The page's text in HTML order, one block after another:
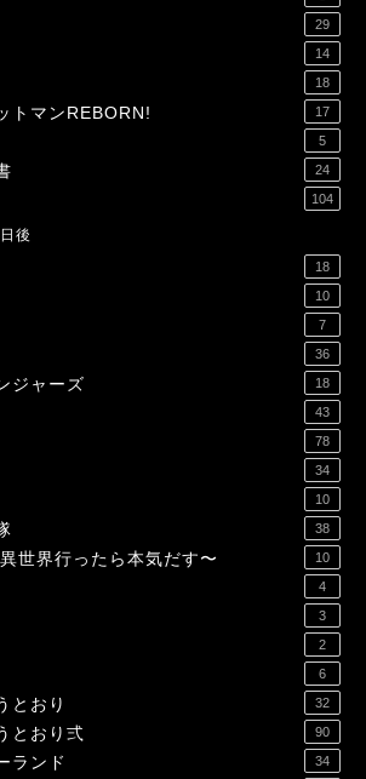
29
14
18
トマンREBORN! 17
5
24
104
後
18
10
7
36
ジャーズ 18
43
78
34
10
38
世界行ったら本気だす〜 10
4
3
2
6
とおり 32
とおり弍 90
ランド 34